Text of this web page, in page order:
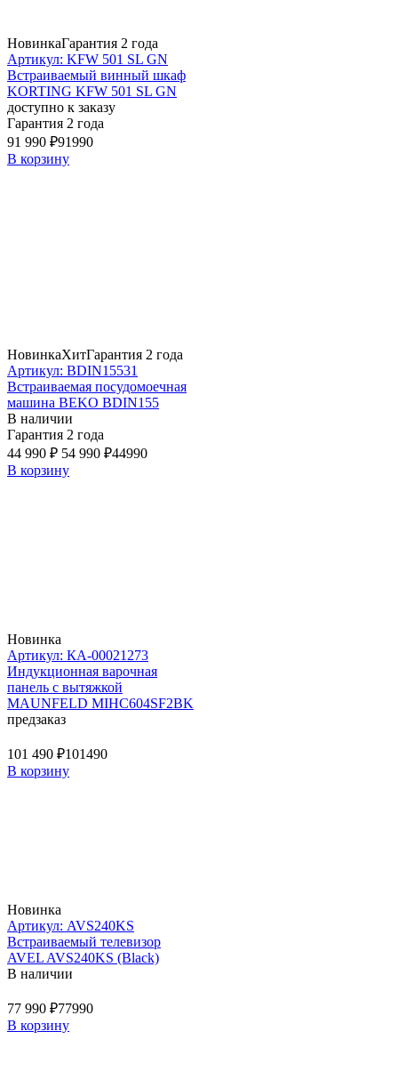
НовинкаГарантия 2 года
Артикул: KFW 501 SL GN
Встраиваемый винный шкаф
KORTING KFW 501 SL GN
доступно к заказу
Гарантия 2 года
91 990 ₽91990
В корзину
НовинкаХитГарантия 2 года
Артикул: BDIN15531
Встраиваемая посудомоечная
машина BEKO BDIN155
В наличии
Гарантия 2 года
44 990 ₽ 54 990 ₽44990
В корзину
Новинка
Артикул: КА-00021273
Индукционная варочная
панель с вытяжкой
MAUNFELD MIHC604SF2BK
предзаказ
101 490 ₽101490
В корзину
Новинка
Артикул: AVS240KS
Встраиваемый телевизор
AVEL AVS240KS (Black)
В наличии
77 990 ₽77990
В корзину